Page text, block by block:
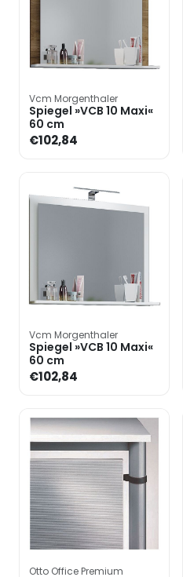
Vcm Morgenthaler
Spiegel »VCB 10 Maxi«
60 cm
€102,84
Vcm Morgenthaler
Spiegel »VCB 10 Maxi«
60 cm
€102,84
Otto Office Premium